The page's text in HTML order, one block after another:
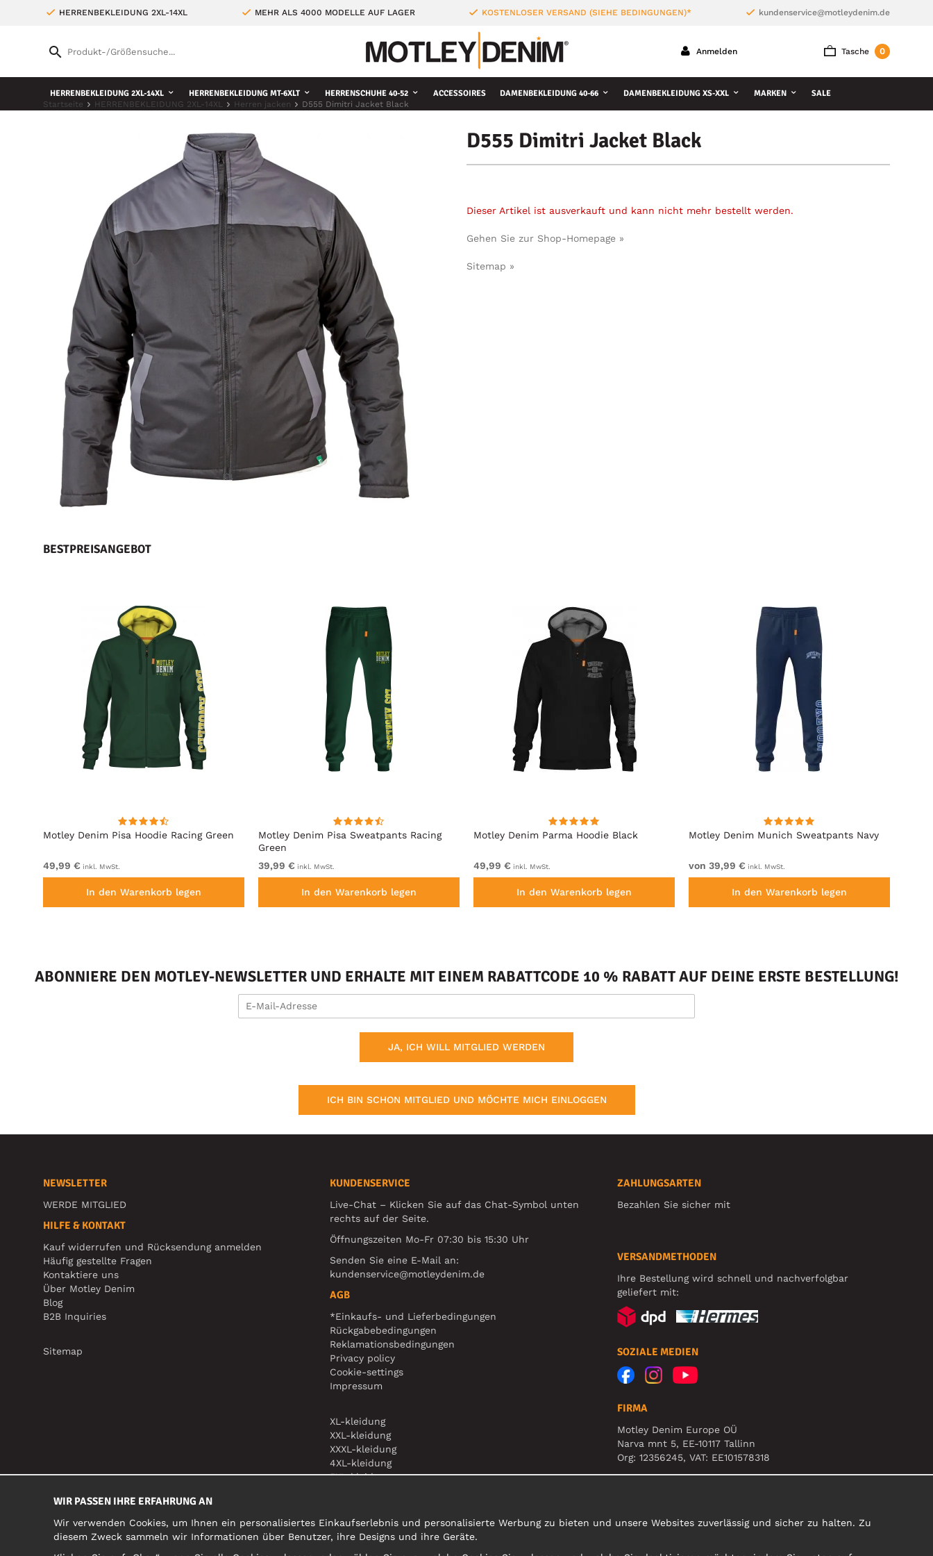
HERRENBEKLEIDUNG 2XL-14XL MEHR ALS 4000 MODELLE AUF LAGER KOSTENLOSER VERSAND (SIEHE BEDINGUNGEN)* kundenservice@motleydenim.de
Tasche 0
Anmelden
HERRENBEKLEIDUNG 2XL-14XL HERRENBEKLEIDUNG MT-6XLT HERRENSCHUHE 40-52 ACCESSOIRES DAMENBEKLEIDUNG 40-66 DAMENBEKLEIDUNG XS-XXL MARKEN SALE
Startseite HERRENBEKLEIDUNG 2XL-14XL Herren jacken D555 Dimitri Jacket Black
D555 Dimitri Jacket Black
Dieser Artikel ist ausverkauft und kann nicht mehr bestellt werden.
Gehen Sie zur Shop-Homepage »
Sitemap »
BESTPREISANGEBOT
Motley Denim Pisa Hoodie Racing Green
49,99 € inkl. MwSt.
In den Warenkorb legen
Motley Denim Pisa Sweatpants Racing
Green
39,99 € inkl. MwSt.
In den Warenkorb legen
Motley Denim Parma Hoodie Black
49,99 € inkl. MwSt.
In den Warenkorb legen
Motley Denim Munich Sweatpants Navy
von 39,99 € inkl. MwSt.
In den Warenkorb legen
ABONNIERE DEN MOTLEY-NEWSLETTER UND ERHALTE MIT EINEM RABATTCODE 10 % RABATT AUF DEINE ERSTE BESTELLUNG!
JA, ICH WILL MITGLIED WERDEN
ICH BIN SCHON MITGLIED UND MÖCHTE MICH EINLOGGEN
NEWSLETTER
WERDE MITGLIED
HILFE & KONTAKT
Kauf widerrufen und Rücksendung anmelden
Häufig gestellte Fragen
Kontaktiere uns
Über Motley Denim
Blog
B2B Inquiries
Sitemap
KUNDENSERVICE
Live-Chat – Klicken Sie auf das Chat-Symbol unten
rechts auf der Seite.
Öffnungszeiten Mo-Fr 07:30 bis 15:30 Uhr
Senden Sie eine E-Mail an:
kundenservice@motleydenim.de
AGB
*Einkaufs- und Lieferbedingungen
Rückgabebedingungen
Reklamationsbedingungen
Privacy policy
Cookie-settings
Impressum
XL-kleidung
XXL-kleidung
XXXL-kleidung
4XL-kleidung
5XL-kleidung
ZAHLUNGSARTEN
Bezahlen Sie sicher mit
VERSANDMETHODEN
Ihre Bestellung wird schnell und nachverfolgbar
geliefert mit:
SOZIALE MEDIEN
FIRMA
Motley Denim Europe OÜ
Narva mnt 5, EE-10117 Tallinn
Org: 12356245, VAT: EE101578318
ACHTUNG! Produktrücksendungen nicht an diese
WIR PASSEN IHRE ERFAHRUNG AN
Wir verwenden Cookies, um Ihnen ein personalisiertes Einkaufserlebnis und personalisierte Werbung zu bieten und unsere Websites zuverlässig und sicher zu halten. Zu
diesem Zweck sammeln wir Informationen über Benutzer, ihre Designs und ihre Geräte.